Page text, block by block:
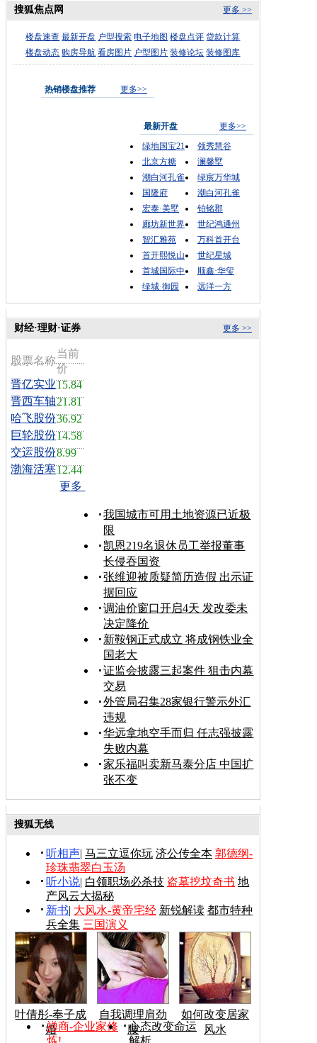
更多 >>
搜狐焦点网
楼盘速查 最新开盘 户型搜索 电子地图 楼盘点评 贷款计算
楼盘动态 购房导航 看房图片 户型图片 装修论坛 装修图库
热销楼盘推荐 更多>>
最新开盘
更多>>
绿地国宝21
领秀慧谷
北京方糖
澜馨墅
潮白河孔雀
绿宸万华城
国隆府
潮白河孔雀
宏泰·美墅
铂铭郡
廊坊新世界
世纪鸿通州
智汇雅苑
万科首开台
首开熙悦山
世纪星城
首城国际中
顺鑫·华玺
绿城·御园
远洋一方
更多 >>
财经·理财·证券
股票名称
当前
价
晋亿实业15.84
晋西车轴21.81
哈飞股份36.92
巨轮股份14.58
交运股份8.99
渤海活塞12.44
更多
我国城市可用土地资源已近极
限
凯恩219名退休员工举报董事
长侵吞国资
张维迎被质疑简历造假 出示证
据回应
调油价窗口开启4天 发改委未
决定降价
新鞍钢正式成立 将成钢铁业全
国老大
证监会披露三起案件 狙击内幕
交易
外管局召集28家银行警示外汇
违规
华远拿地空手而归 任志强披露
失败内幕
家乐福叫卖新马泰分店 中国扩
张不变
搜狐无线
听相声| 马三立逗你玩 济公传全本 郭德纲-
珍珠翡翠白玉汤
听小说| 白领职场必杀技 盗墓挖坟奇书 地
产风云大揭秘
新书| 大风水-黄帝宅经 新锐解读 都市特种
兵全集 三国演义
叶倩彤-奉子成
婚
自我调理肩劲
腰
如何改变居家
风水
禅商-企业家修
炼!
心态改变命运
解析